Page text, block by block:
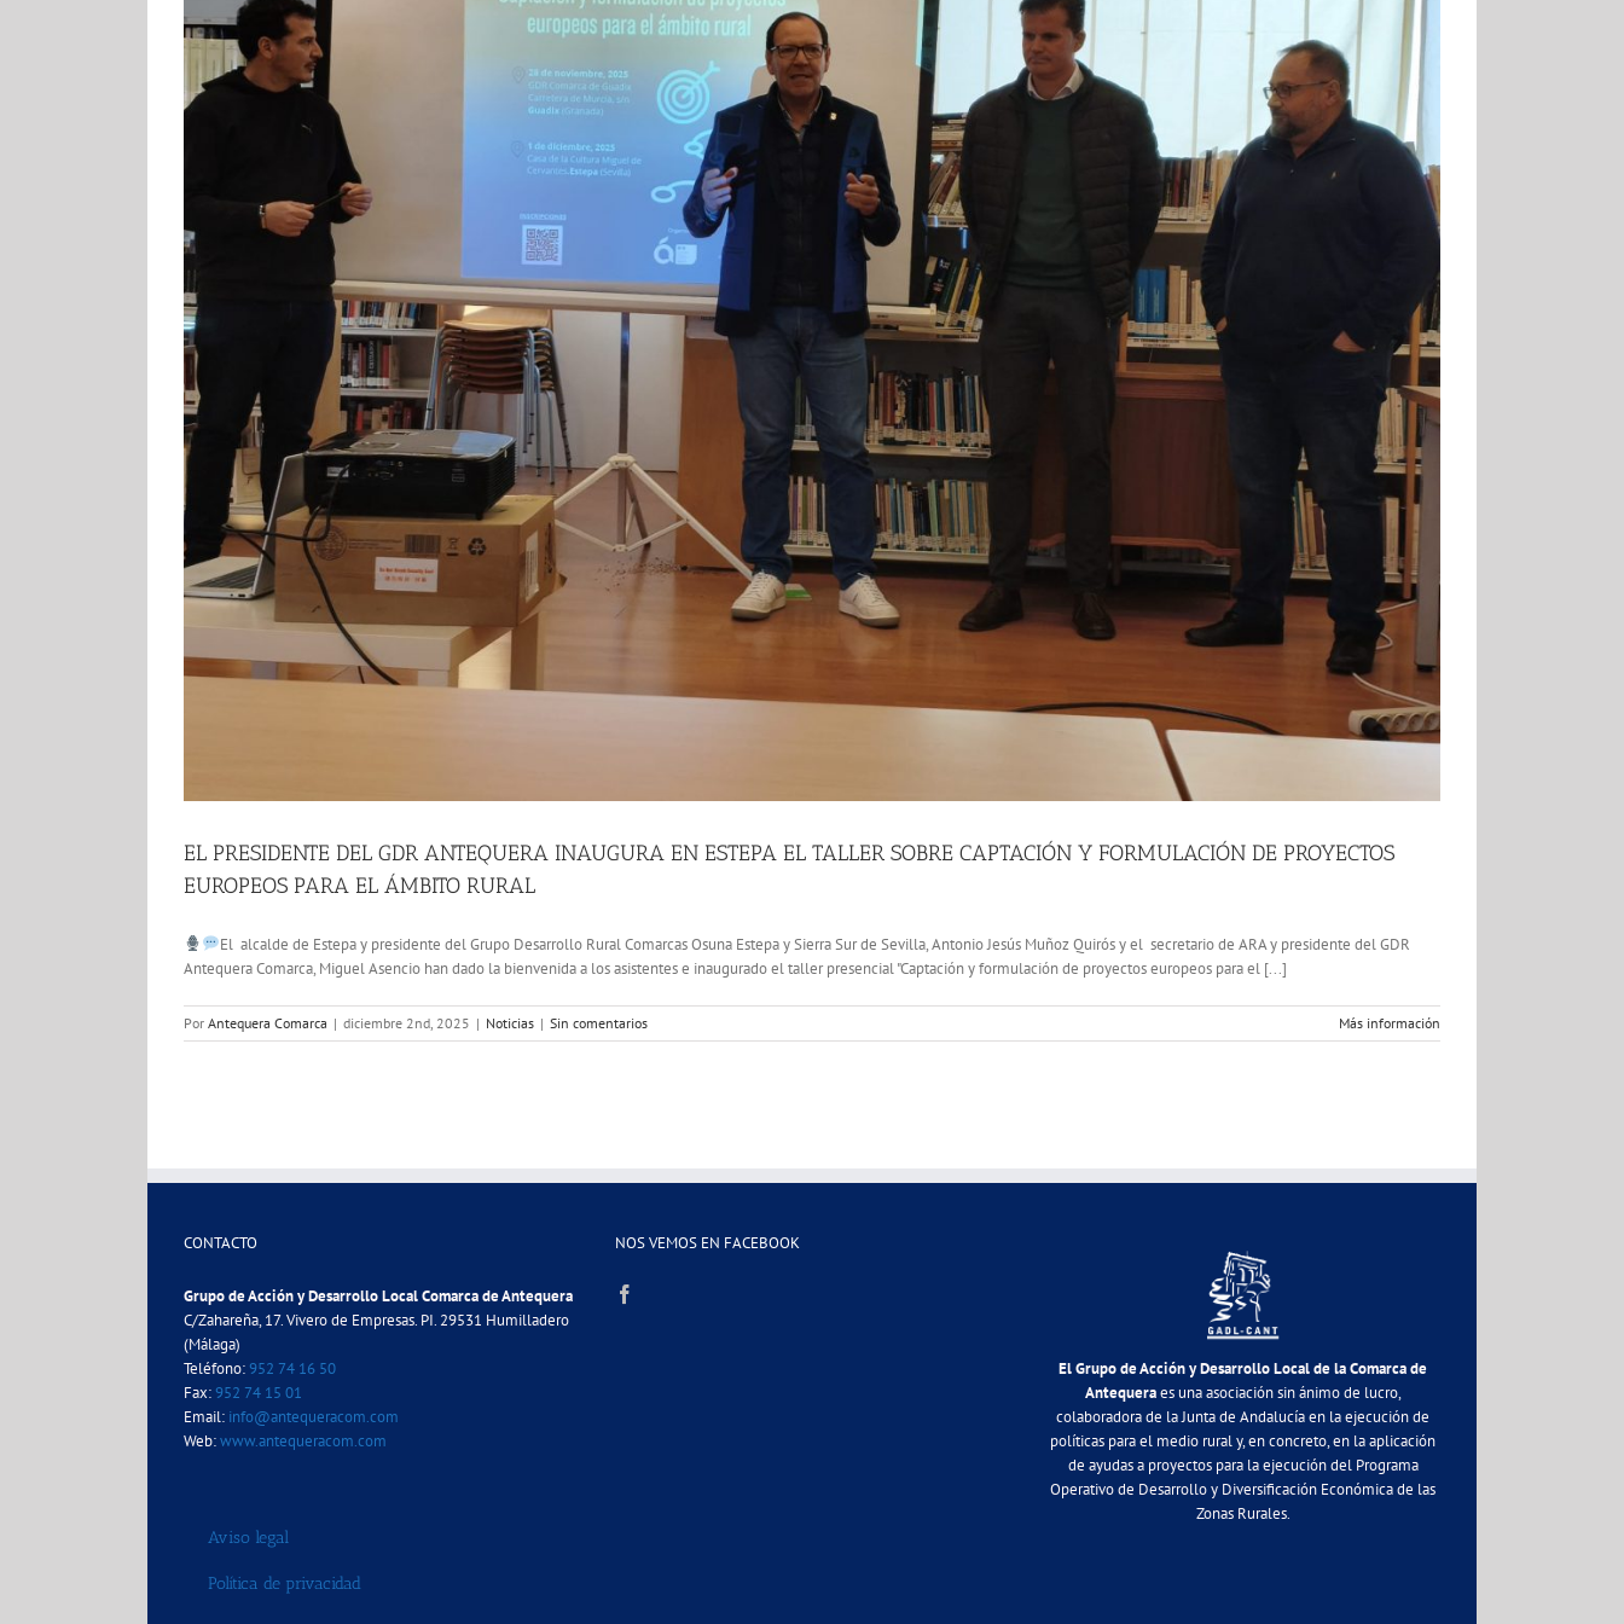
EL PRESIDENTE DEL GDR ANTEQUERA INAUGURA EN ESTEPA EL TALLER SOBRE CAPTACIÓN Y FORMULACIÓN DE PROYECTOS
EUROPEOS PARA EL ÁMBITO RURAL
El alcalde de Estepa y presidente del Grupo Desarrollo Rural Comarcas Osuna Estepa y Sierra Sur de Sevilla, Antonio Jesús Muñoz Quirós y el secretario de ARA y presidente del GDR
Antequera Comarca, Miguel Asencio han dado la bienvenida a los asistentes e inaugurado el taller presencial "Captación y formulación de proyectos europeos para el [...]
Por Antequera Comarca | diciembre 2nd, 2025 | Noticias | Sin comentarios Más información
CONTACTO
Grupo de Acción y Desarrollo Local Comarca de Antequera
C/Zahareña, 17. Vivero de Empresas. PI. 29531 Humilladero
(Málaga)
Teléfono:952 74 16 50
Fax:952 74 15 01
Email: info@antequeracom.com
Web:www.antequeracom.com
Aviso legal
Política de privacidad
NOS VEMOS EN FACEBOOK
El Grupo de Acción y Desarrollo Local de la Comarca de
Antequeraes una asociación sin ánimo de lucro,
colaboradora de la Junta de Andalucía en la ejecución de
políticas para el medio rural y, en concreto, en la aplicación
de ayudas a proyectos para la ejecución del Programa
Operativo de Desarrollo y Diversificación Económica de las
Zonas Rurales.